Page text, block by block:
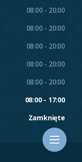
08:00 - 20:00
08:00 - 20:00
08:00 - 20:00
08:00 - 20:00
08:00 - 20:00
08:00 - 17:00
Zamknięte